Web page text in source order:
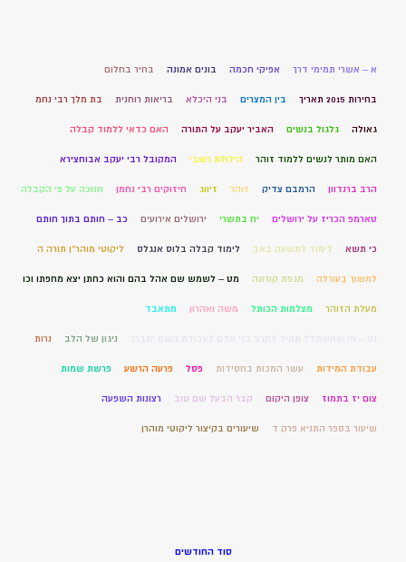
א – אשרי תמימי דרך אפיקי חכמה בונים אמונה בחיר בחלום
בחירות 2015 תאריך בין המצרים בני היכלא בריאות רוחנית בת מלך רבי נחמ
גאולה גלגול בנשים האביר יעקב על התורה האם כדאי ללמוד קבלה
האם מותר לנשים ללמוד זוהר הילולת רשבי המקובל רבי יעקב אבוחצירא
הרב ברנדוון הרמבם צדיק זוהר זיווג חיזוקים רבי נחמן חנוכה על פי הקבלה
טארמפ הכריז על ירושלים יח בתשרי ירושלים אירועים כב – חותם בתוך חותם
כי תשא לימוד לתשעה באב לימוד קבלה בלוס אנגלס ליקוטי מוהר"ן תורה ה
למשוך בעורלה מגפת קורונה מט – לשמש שם אהל בהם והוא כחתן יצא מחפתו וכו
מעלת הזוהר מצלמות הכותל משה ואהרון מתאבד
ניגון של הלב נרות
עבודת המידות עשר המכות בחסידות פסל פרעה הרשע פרשת שמות
צום יז בתמוז צופן היקום קבר הבעל שם טוב רצונות השפעה
שיעור בספר התניא פרק ד שיעורים בקיצור ליקוטי מוהרן
סוד החודשים